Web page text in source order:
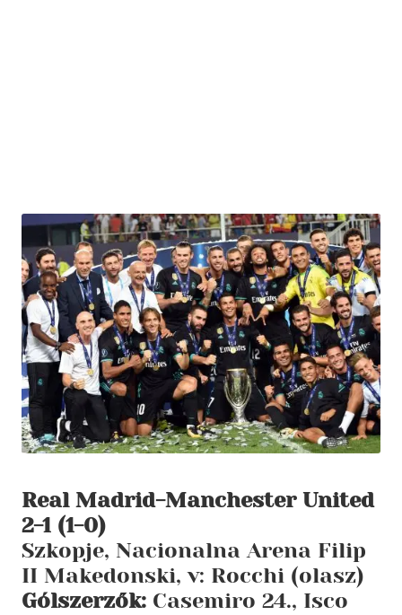
Real Madrid-Manchester United
2-1 (1-0)
Szkopje, Nacionalna Arena Filip
II Makedonski, v: Rocchi (olasz)
Gólszerzők:Casemiro 24., Isco